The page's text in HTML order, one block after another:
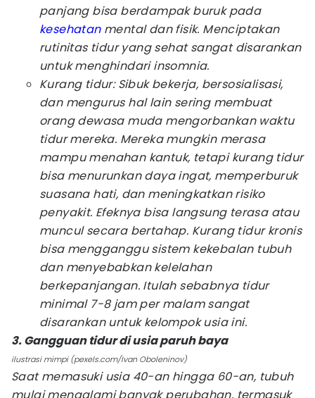
panjang bisa berdampak buruk pada
kesehatanmental dan fisik. Menciptakan
rutinitas tidur yang sehat sangat disarankan
untuk menghindari insomnia.
Kurang tidur: Sibuk bekerja, bersosialisasi,
dan mengurus hal lain sering membuat
orang dewasa muda mengorbankan waktu
tidur mereka. Mereka mungkin merasa
mampu menahan kantuk, tetapi kurang tidur
bisa menurunkan daya ingat, memperburuk
suasana hati, dan meningkatkan risiko
penyakit. Efeknya bisa langsung terasa atau
muncul secara bertahap. Kurang tidur kronis
bisa mengganggu sistem kekebalan tubuh
dan menyebabkan kelelahan
berkepanjangan. Itulah sebabnya tidur
minimal 7-8 jam per malam sangat
disarankan untuk kelompok usia ini.
3. Gangguan tidur di usia paruh baya
ilustrasi mimpi (pexels.com/Ivan Oboleninov)
Saat memasuki usia 40-an hingga 60-an, tubuh